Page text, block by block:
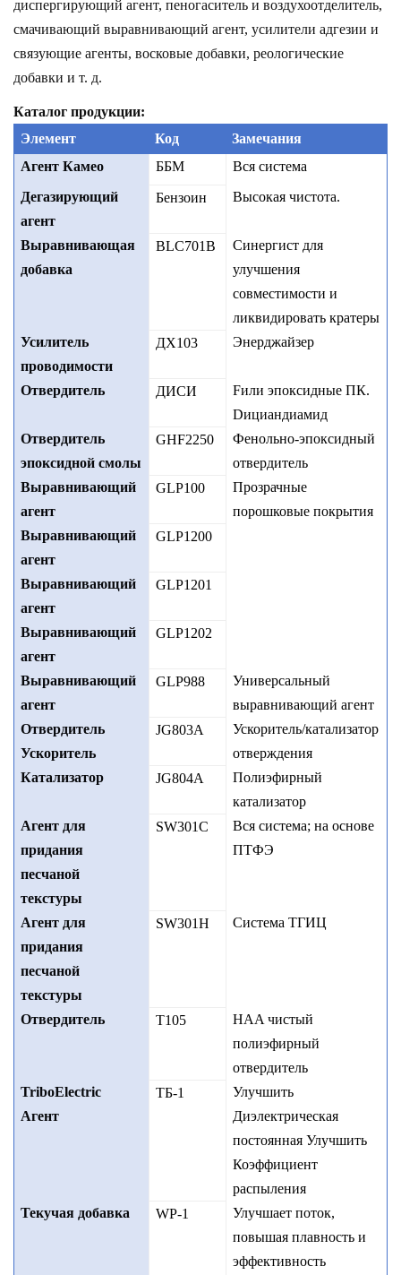
диспергирующий агент, пеногаситель и воздухоотделитель,
смачивающий выравнивающий агент, усилители адгезии и
связующие агенты, восковые добавки, реологические
добавки и т. д.
Каталог продукции:
Элемент
Код
Замечания
Агент Камео
ББМ
Вся система
Дегазирующий
агент
Бензоин Высокая чистота.
Выравнивающая
добавка
BLC701B
Синергист для
улучшения
совместимости и
ликвидировать кратеры
Усилитель
проводимости
ДХ103 Энерджайзер
Отвердитель ДИСИ Fили эпоксидные ПК.
Dициандиамид
Отвердитель
эпоксидной смолы
GHF2250
Фенольно-эпоксидный
отвердитель
Выравнивающий
агент
GLP100
Прозрачные
порошковые покрытия
Выравнивающий
агент
GLP1200
Выравнивающий
агент
GLP1201
Выравнивающий
агент
GLP1202
Выравнивающий
агент
GLP988
Универсальный
выравнивающий агент
Отвердитель
Ускоритель
JG803A
Ускоритель/катализатор
отверждения
Катализатор
JG804A
Полиэфирный
катализатор
Агент для
придания
песчаной
текстуры
SW301C
Вся система; на основе
ПТФЭ
Агент для
придания
песчаной
текстуры
SW301H Система ТГИЦ
Отвердитель Т105
HAA чистый
полиэфирный
отвердитель
TriboElectric
Агент
ТБ-1
Улучшить
Диэлектрическая
постоянная Улучшить
Коэффициент
распыления
Текучая добавка
WP-1
Улучшает поток,
повышая плавность и
эффективность